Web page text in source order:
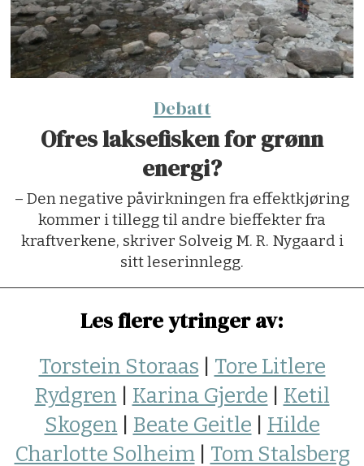
Debatt
Ofres laksefisken for grønn
energi?
– Den negative påvirkningen fra effektkjøring
kommer i tillegg til andre bieffekter fra
kraftverkene, skriver Solveig M. R. Nygaard i
sitt leserinnlegg.
Les flere ytringer av:
Torstein Storaas
Tore Litlere
Rydgren
Karina Gjerde
Ketil
Skogen
Beate Geitle
Hilde
Charlotte Solheim| Tom Stalsberg